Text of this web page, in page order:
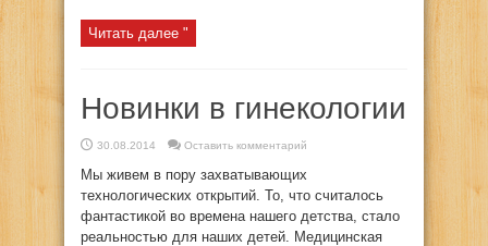
Читать далее "
Новинки в гинекологии
30.08.2014 Оставить комментарий
Мы живем в пору захватывающих
технологических открытий. То, что считалось
фантастикой во времена нашего детства, стало
реальностью для наших детей. Медицинская